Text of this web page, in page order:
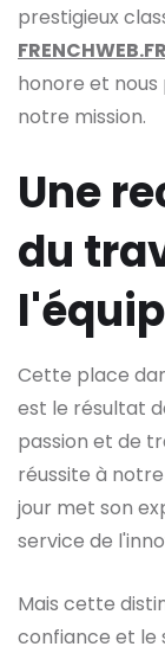
prestigieux
FRENCHWEB.FR
honore et nous
notre mission.
Une
du
Cette place
est le résultat
passion et de
réussite à
jour met son
service de
Mais cette
confiance et le